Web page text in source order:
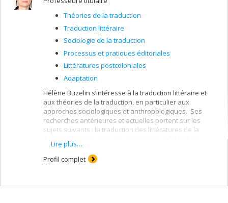
Théories de la traduction
Traduction littéraire
Sociologie de la traduction
Processus et pratiques éditoriales
Littératures postcoloniales
Adaptation
Hélène Buzelin s’intéresse à la traduction littéraire et
aux théories de la traduction, en particulier aux
approches sociologiques et anthropologiques. Ses
recherches antérieures et actuelles portent sur les
sujets suivants : la traduction des littératures de la
métissées ; le processus d’édition de traductions et
l’interaction entre décisions traductionnelles et
éditoriales ; la traduction littéraire au Canada ; la
collégial et universitaire.
Lire plus…
Profil complet